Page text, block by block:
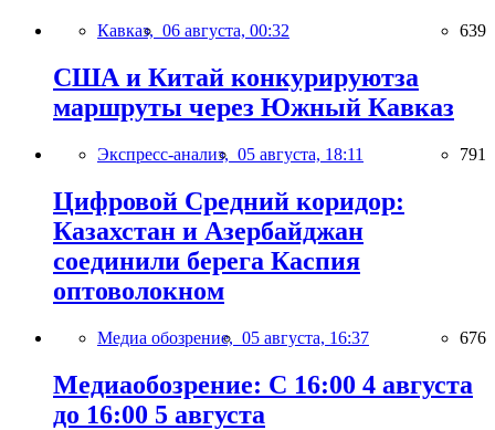
Кавказ, 06 августа, 00:32 639
США и Китай конкурируютза
маршруты через Южный Кавказ
Экспресс-анализ, 05 августа, 18:11 791
Цифровой Средний коридор:
Казахстан и Азербайджан
соединили берега Каспия
оптоволокном
Медиа обозрение, 05 августа, 16:37 676
Медиаобозрение: С 16:00 4 августа
до 16:00 5 августа